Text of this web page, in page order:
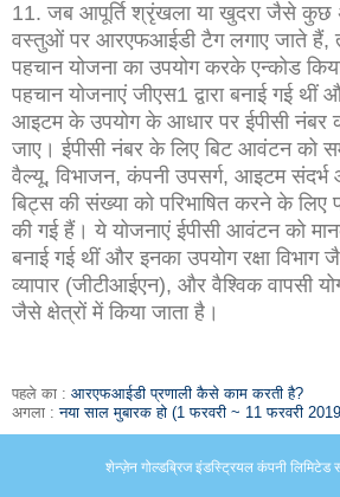
11. जब आपूर्ति श्रृंखला या खुदरा जैसे कुछ
वस्तुओं पर आरएफआईडी टैग लगाए जाते हैं,
पहचान योजना का उपयोग करके एन्कोड
पहचान योजनाएं जीएस1 द्वारा बनाई गई थीं
आइटम के उपयोग के आधार पर ईपीसी नंबर
जाए। ईपीसी नंबर के लिए बिट आवंटन को
वैल्यू, विभाजन, कंपनी उपसर्ग, आइटम संदर्भ
बिट्स की संख्या को परिभाषित करने के लिए
की गई हैं। ये योजनाएं ईपीसी आवंटन को
बनाई गई थीं और इनका उपयोग रक्षा विभाग
व्यापार (जीटीआईएन), और वैश्विक वापसी
जैसे क्षेत्रों में किया जाता है।
पहले का : आरएफआईडी प्रणाली कैसे काम करती है?
अगला :नया साल मुबारक हो (1 फरवरी ~ 11 फरवरी
शेन्ज़ेन गोल्डब्रिज इंडस्ट्रियल कंपनी लिमिटेड